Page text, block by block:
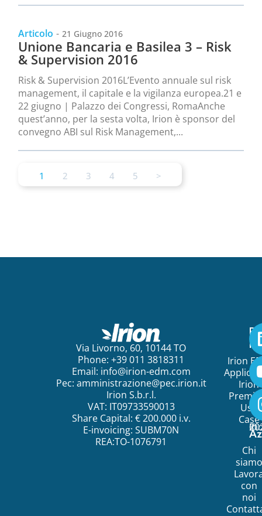
Articolo - 21 Giugno 2016
Unione Bancaria e Basilea 3 – Risk
& Supervision 2016
Risk & Supervision 2016L’Evento annuale sul risk
management, il capitale e la vigilanza europea.21 e
22 giugno | Palazzo dei Congressi, RomaAnche
quest’anno, per la sesta volta, Irion è sponsor del
convegno ABI sul Risk Management,...
1 2 3 4 5 >
Via Livorno, 60, 10144 TO
Phone: +39 011 3818311
Email: info@irion-edm.com
Pec: amministrazione@pec.irion.it
Irion S.b.r.l.
VAT: IT09733590013
Share Capital: € 200.000 i.v.
E-invoicing: SUBM70N
REA:TO-1076791
Irion
Irion
Use
Case
Chi
siamo
con
noi
©